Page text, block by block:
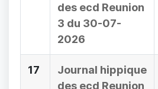
des ecd Reunion
3 du 30-07-
2026
17
Journal hippique
des ecd Reunion